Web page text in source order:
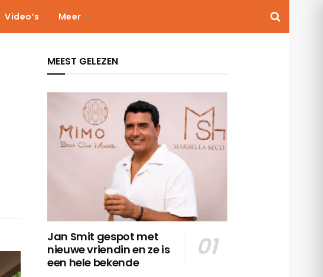
Video’s Meer
MEEST GELEZEN
Jan Smit gespot met
nieuwe vriendin en ze is
een hele bekende